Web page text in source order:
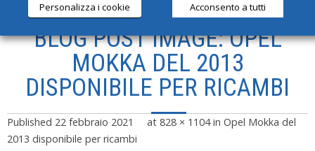
SERVIZI
PRODOTTI
NEWS
CONTATTI
BLOG POST IMAGE: OPEL
MOKKA DEL 2013
DISPONIBILE PER RICAMBI
Published 22 febbraio 2021 at 828 × 1104in Opel Mokka del
2013 disponibile per ricambi
Personalizza i cookie Acconsento a tutti